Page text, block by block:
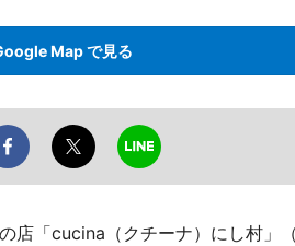
Map で見る
店「cucina（クチーナ）にし村」